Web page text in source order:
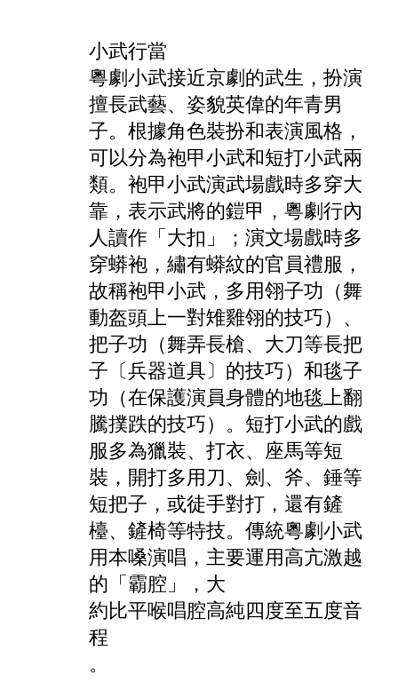
小武行當
粵劇小武接近京劇的武生，扮演
擅長武藝、姿貌英偉的年青男
子。根據角色裝扮和表演風格，
可以分為袍甲小武和短打小武兩
類。袍甲小武演武場戲時多穿大
靠，表示武將的鎧甲，粵劇行內
人讀作「大扣」；演文場戲時多
穿蟒袍，繡有蟒紋的官員禮服，
故稱袍甲小武，多用翎子功（舞
動盔頭上一對雉雞翎的技巧）、
把子功（舞弄長槍、大刀等長把
子〔兵器道具〕的技巧）和毯子
功（在保護演員身體的地毯上翻
騰撲跌的技巧）。短打小武的戲
服多為獵裝、打衣、座馬等短
裝，開打多用刀、劍、斧、錘等
短把子，或徒手對打，還有鏟
檯、鏟椅等特技。傳統粵劇小武
用本嗓演唱，主要運用高亢激越
的 「霸腔」，大
約比平喉唱腔高純四度至五度音
程
。